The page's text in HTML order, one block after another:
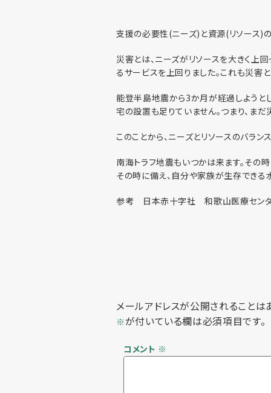
支援の必要性(ニーズ)と資源(リソース)
災害とは、ニーズがリソースを大きく上
るサービスを上回りました。これも災害
能登半島地震から3か月が経過しようと
宅の設置も足りていません。つまり、ま
このことから、ニーズとリソースのバラ
南海トラフ地震もいつかは来ます。その
その時に備え、自分や家族が生存できる
参考 日本赤十字社 和歌山医療セン
メールアドレスが公開されることは
※が付いている欄は必須項目です。
コメント ※